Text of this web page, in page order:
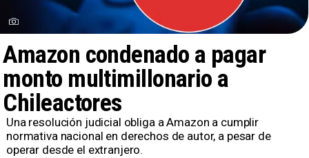
Amazon condenado a pagar
monto multimillonario a
Chileactores
Una resolución judicial obliga a Amazon a cumplir
normativa nacional en derechos de autor, a pesar de
operar desde el extranjero.